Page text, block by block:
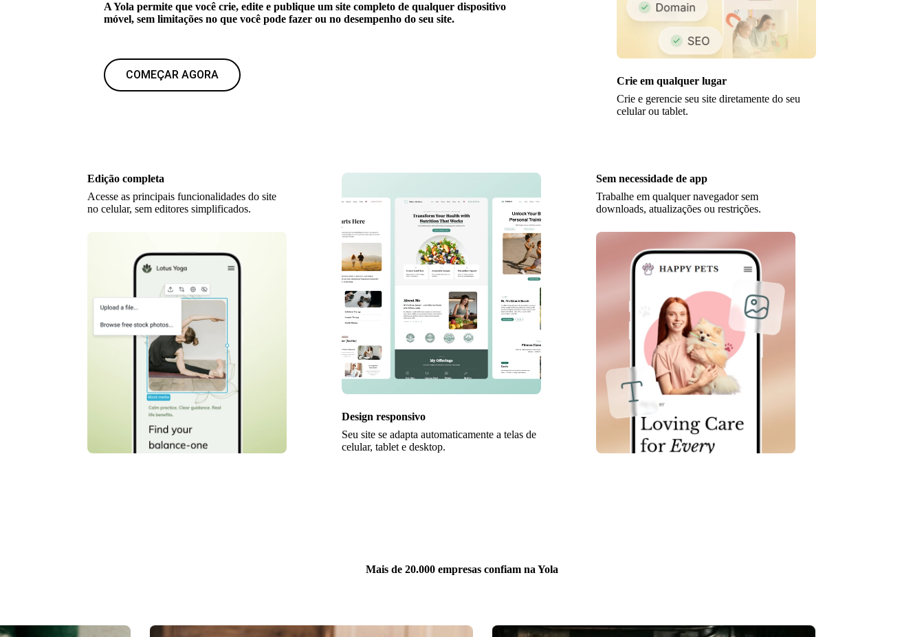
A Yola permite que você crie, edite e publique um site completo de qualquer dispositivo
móvel, sem limitações no que você pode fazer ou no desempenho do seu site.
COMEÇAR AGORA
Crie em qualquer lugar
Crie e gerencie seu site diretamente do seu
celular ou tablet.
Edição completa
Acesse as principais funcionalidades do site
no celular, sem editores simplificados.
Design responsivo
Seu site se adapta automaticamente a telas de
celular, tablet e desktop.
Sem necessidade de app
Trabalhe em qualquer navegador sem
downloads, atualizações ou restrições.
Mais de 20.000 empresas confiam na Yola